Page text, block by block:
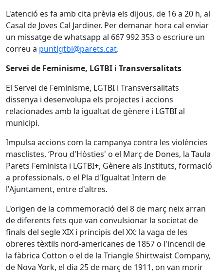
L'atenció es fa amb cita prèvia els dijous, de 16 a 20 h, al
Casal de Joves Cal Jardiner. Per demanar hora cal enviar
un missatge de whatsapp al 667 992 353 o escriure un
correu a puntlgtbi@parets.cat.
Servei de Feminisme, LGTBI i Transversalitats
El Servei de Feminisme, LGTBI i Transversalitats
dissenya i desenvolupa els projectes i accions
relacionades amb la igualtat de gènere i LGTBI al
municipi.
Impulsa accions com la campanya contra les violències
masclistes, ‘Prou d'Hòsties' o el Març de Dones, la Taula
Parets Feminista i LGTBI+, Gènere als Instituts, formació
a professionals, o el Pla d'Igualtat Intern de
l'Ajuntament, entre d'altres.
L'origen de la commemoració del 8 de març neix arran
de diferents fets que van convulsionar la societat de
finals del segle XIX i principis del XX: la vaga de les
obreres tèxtils nord-americanes de 1857 o l'incendi de
la fàbrica Cotton o el de la Triangle Shirtwaist Company,
de Nova York, el dia 25 de març de 1911, on van morir